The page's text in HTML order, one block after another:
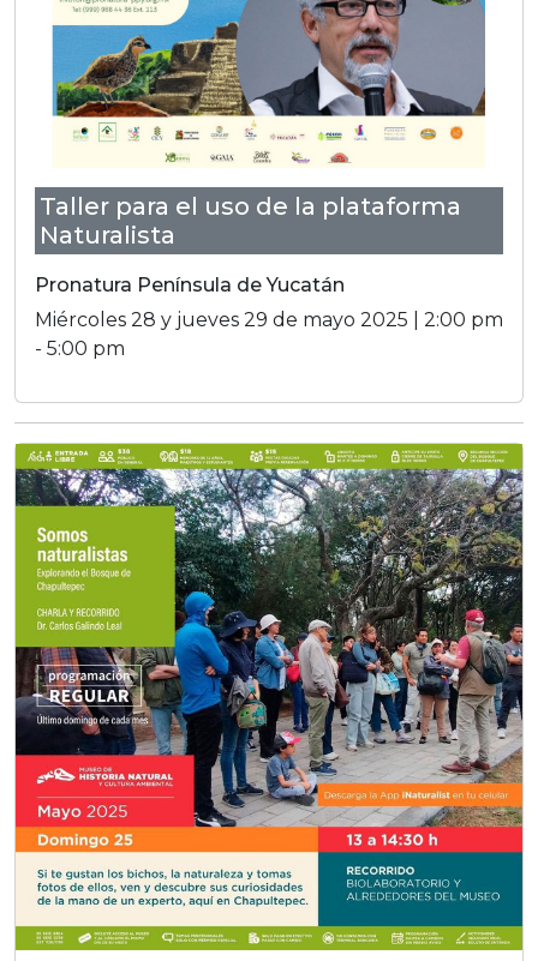
Taller para el uso de la plataforma
Naturalista
Pronatura Península de Yucatán
Miércoles 28 y jueves 29 de mayo 2025 | 2:00 pm
- 5:00 pm